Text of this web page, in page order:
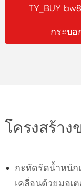
TY_BUY
กระบอ
โครงสร้าง
กะทัดรัดน้ำหนัก
เคลื่อนด้วยมอเ